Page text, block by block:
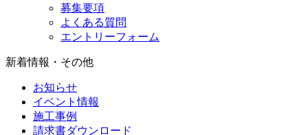
募集要項
よくある質問
エントリーフォーム
新着情報・その他
お知らせ
イベント情報
施工事例
請求書ダウンロード